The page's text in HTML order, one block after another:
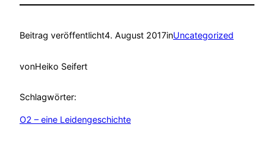
Beitrag veröffentlicht4. August 2017inUncategorized
vonHeiko Seifert
Schlagwörter:
O2 – eine Leidengeschichte